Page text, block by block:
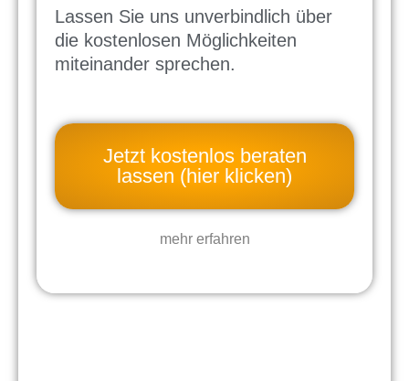
Lassen Sie uns unverbindlich über
die kostenlosen Möglichkeiten
miteinander sprechen.
Jetzt kostenlos beraten
lassen (hier klicken)
mehr erfahren